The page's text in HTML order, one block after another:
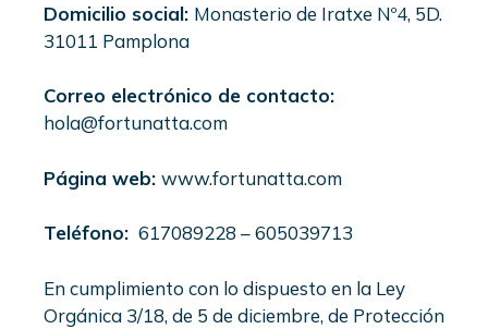
Domicilio social: Monasterio de Iratxe Nº4, 5D.
31011 Pamplona
Correo electrónico de contacto:
hola@fortunatta.com
Página web: www.fortunatta.com
Teléfono: 617089228 – 605039713
En cumplimiento con lo dispuesto en la Ley
Orgánica 3/18, de 5 de diciembre, de Protección